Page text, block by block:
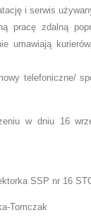
i serwis
pracę zdalną
umawiają
telefoniczne/
w dniu 16
24
nr 16